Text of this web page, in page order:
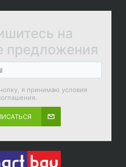
на
предложения
я принимаю условия